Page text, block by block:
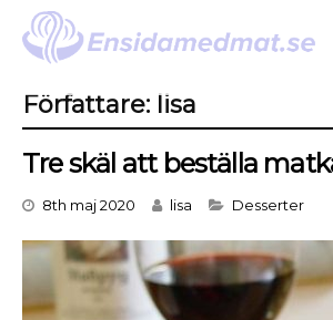
Författare: lisa
Tre skäl att beställa
8th maj 2020 lisa Categories
Desserter